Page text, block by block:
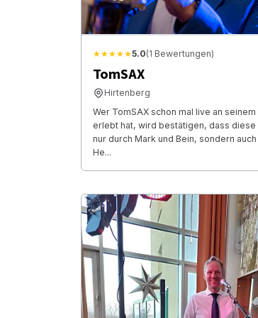
★★★★★5.0(1 Bewertungen)
TomSAX
Hirtenberg
Wer TomSAX schon mal live an
erlebt hat, wird bestätigen, dass diese
nur durch Mark und Bein, sondern
He...